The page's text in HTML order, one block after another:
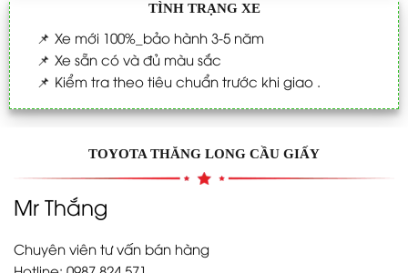
TÌNH TRẠNG XE
📌 Xe mới 100%_bảo hành 3-5 năm
📌 Xe sẵn có và đủ màu sắc
📌 Kiểm tra theo tiêu chuẩn trước khi giao .
TOYOTA THĂNG LONG CẦU GIẤY
Mr Thắng
Chuyên viên tư vấn bán hàng